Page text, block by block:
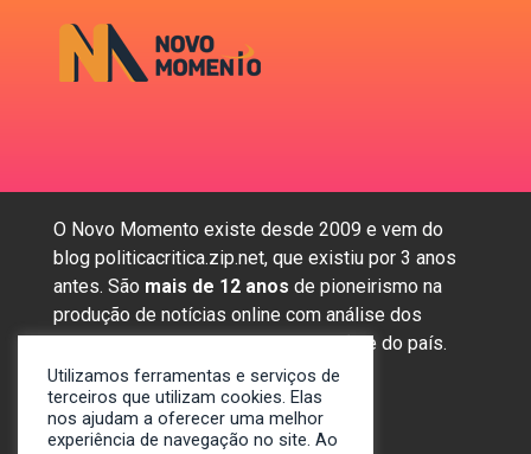
O Novo Momento existe desde 2009 e vem do
blog politicacritica.zip.net, que existiu por 3 anos
antes. São mais de 12 anos de pioneirismo na
produção de notícias online com análise dos
assuntos mais importantes da região e do país.
Sobre nós
Utilizamos ferramentas e serviços de
terceiros que utilizam cookies. Elas
nos ajudam a oferecer uma melhor
experiência de navegação no site. Ao